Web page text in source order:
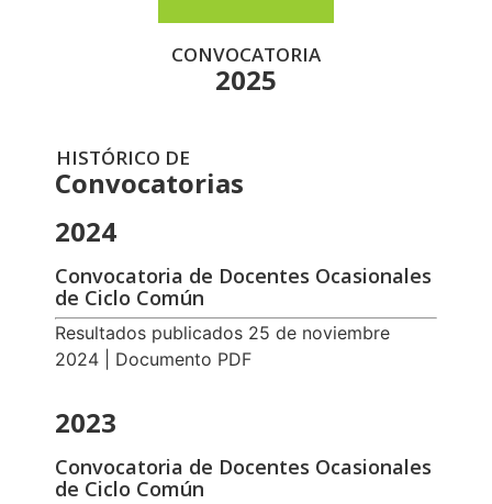
CONVOCATORIA
2025
HISTÓRICO DE
Convocatorias
2024
Convocatoria de Docentes Ocasionales
de Ciclo Común
Resultados publicados 25 de noviembre
2024 | Documento PDF
2023
Convocatoria de Docentes Ocasionales
de Ciclo Común